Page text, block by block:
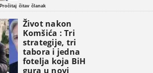
Pročitaj čitav članak
Život nakon
Komšića : Tri
strategije, tri
tabora i jedna
fotelja koja BiH
gura u novi